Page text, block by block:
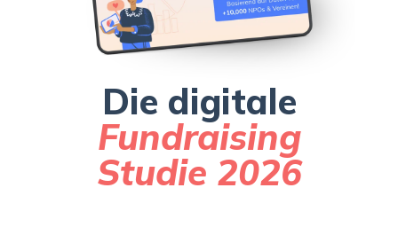
Die digitale
Fundraising
Studie 2026